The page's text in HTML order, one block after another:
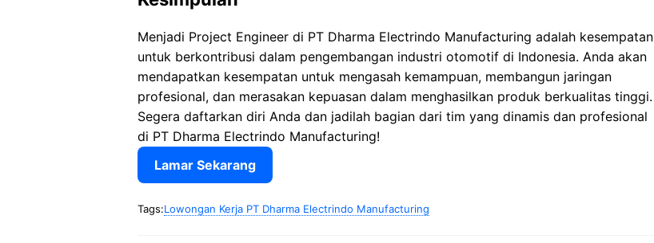
Menjadi Project Engineer di PT Dharma Electrindo Manufacturing adalah kesempatan
untuk berkontribusi dalam pengembangan industri otomotif di Indonesia. Anda akan
mendapatkan kesempatan untuk mengasah kemampuan, membangun jaringan
profesional, dan merasakan kepuasan dalam menghasilkan produk berkualitas tinggi.
Segera daftarkan diri Anda dan jadilah bagian dari tim yang dinamis dan profesional
di PT Dharma Electrindo Manufacturing!
Lamar Sekarang
Tags:Lowongan Kerja PT Dharma Electrindo Manufacturing